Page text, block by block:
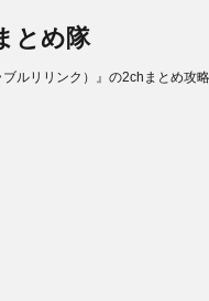
とめ隊
ルリリンク）』の2chまとめ攻